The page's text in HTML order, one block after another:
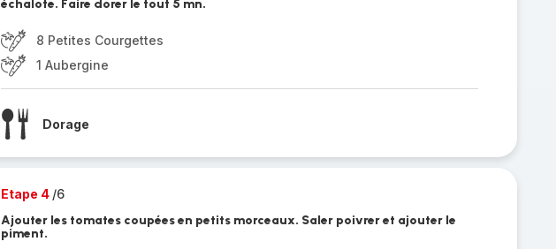
échalote. Faire dorer le tout 5 mn.
8 Petites Courgettes
1 Aubergine
Dorage
Etape 4 /6
Ajouter les tomates coupées en petits morceaux. Saler poivrer et ajouter le
piment.